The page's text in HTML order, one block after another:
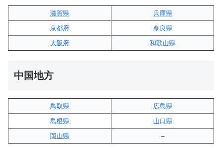
滋賀県
兵庫県
京都府
奈良県
大阪府
和歌山県
中国地方
鳥取県
広島県
島根県
山口県
岡山県
–